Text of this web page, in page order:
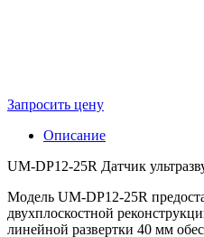
Запросить цену
Описание
UM-DP12-25R Датчик
Модель UM-DP12-25R
двухплоскостной
линейной развертки 40 мм